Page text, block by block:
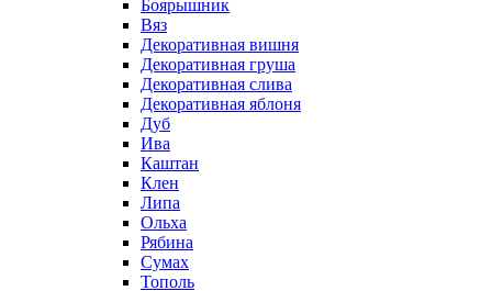
Боярышник
Вяз
Декоративная вишня
Декоративная груша
Декоративная слива
Декоративная яблоня
Дуб
Ива
Каштан
Клен
Липа
Ольха
Рябина
Сумах
Тополь